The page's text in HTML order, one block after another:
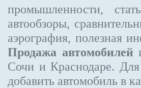
промышленности,
автообзоры,
аэрография, полезная
Продажа автомобилей
Сочи и Краснодаре.
добавить автомобиль в